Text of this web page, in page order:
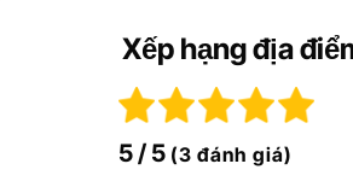
Xếp hạng địa
5 / 5 (3 đánh giá)